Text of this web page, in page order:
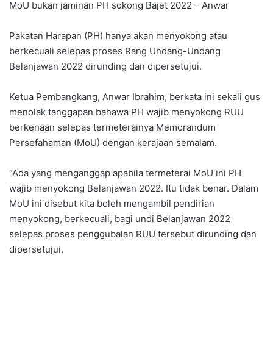
MoU bukan jaminan PH sokong Bajet 2022 – Anwar
Pakatan Harapan (PH) hanya akan menyokong atau
berkecuali selepas proses Rang Undang-Undang
Belanjawan 2022 dirunding dan dipersetujui.
Ketua Pembangkang, Anwar Ibrahim, berkata ini sekali gus
menolak tanggapan bahawa PH wajib menyokong RUU
berkenaan selepas termeterainya Memorandum
Persefahaman (MoU) dengan kerajaan semalam.
“Ada yang menganggap apabila termeterai MoU ini PH
wajib menyokong Belanjawan 2022. Itu tidak benar. Dalam
MoU ini disebut kita boleh mengambil pendirian
menyokong, berkecuali, bagi undi Belanjawan 2022
selepas proses penggubalan RUU tersebut dirunding dan
dipersetujui.